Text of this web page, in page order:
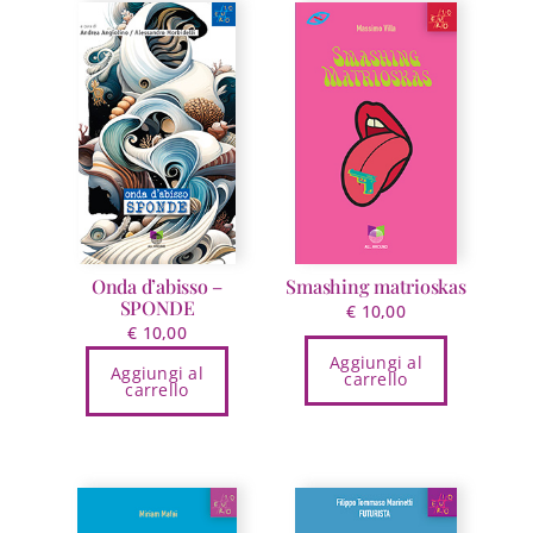
Onda d’abisso –
SPONDE
€ 10,00
Aggiungi al
carrello
Smashing matrioskas
€ 10,00
Aggiungi al
carrello